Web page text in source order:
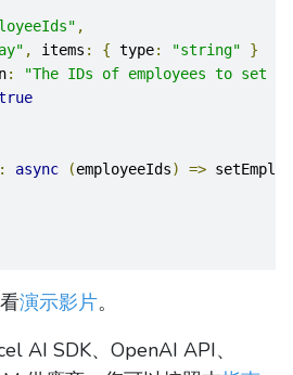
,
, items : { type: "string"
}
:
"The IDs of employees to set
: async (employeeIds) =>
演示影片。
AI SDK、OpenAI API、